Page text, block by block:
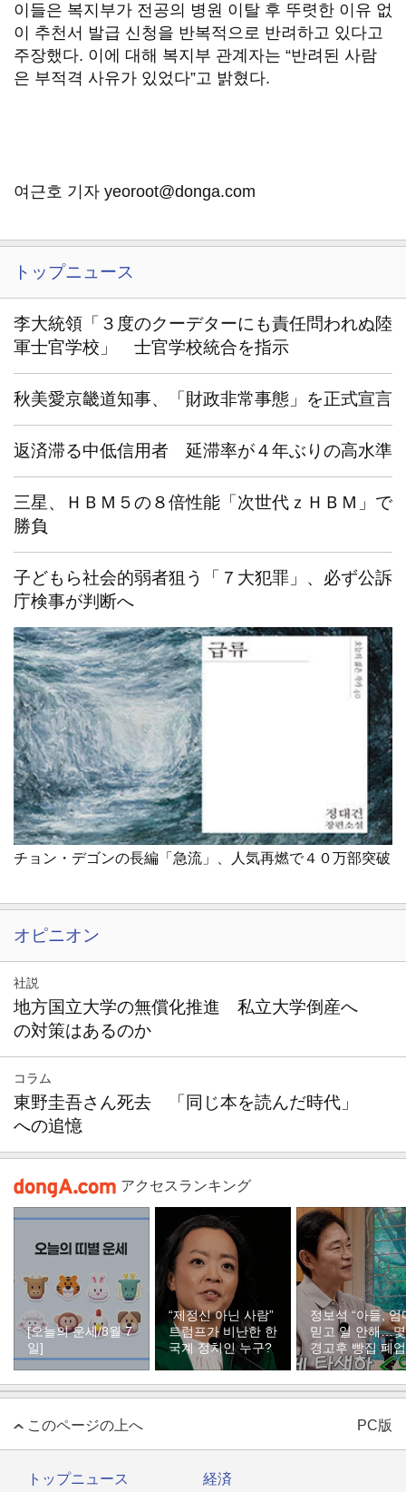
이들은 복지부가 전공의 병원 이탈 후 뚜렷한 이유 없
이 추천서 발급 신청을 반복적으로 반려하고 있다고
주장했다. 이에 대해 복지부 관계자는 “반려된 사람
은 부적격 사유가 있었다”고 밝혔다.
여근호 기자 yeoroot@donga.com
トップニュース
李大統領「３度のクーデターにも責任問われぬ陸
軍士官学校」 士官学校統合を指示
秋美愛京畿道知事、「財政非常事態」を正式宣言
返済滞る中低信用者 延滞率が４年ぶりの高水準
三星、ＨＢＭ５の８倍性能「次世代ｚＨＢＭ」で
勝負
子どもら社会的弱者狙う「７大犯罪」、必ず公訴
庁検事が判断へ
チョン・デゴンの長編「急流」、人気再燃で４０万部突破
オピニオン
社説
地方国立大学の無償化推進 私立大学倒産へ
の対策はあるのか
コラム
東野圭吾さん死去 「同じ本を読んだ時代」
への追憶
アクセスランキング
[오늘의 운세/8월 7
일]
“제정신 아닌 사람”
트럼프가 비난한 한
국계 정치인 누구?
정보석 “아들, 엄
믿고 일 안해…
경고후 빵집 폐업
このページの上へ PC版
トップニュース 経済